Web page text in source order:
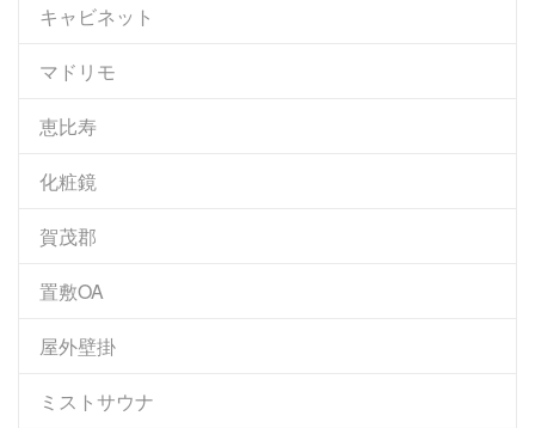
キャビネット
マドリモ
恵比寿
化粧鏡
賀茂郡
置敷OA
屋外壁掛
ミストサウナ